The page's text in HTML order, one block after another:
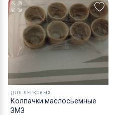
ДЛЯ ЛЕГКОВЫХ
Колпачки маслосьемные
ЗМЗ